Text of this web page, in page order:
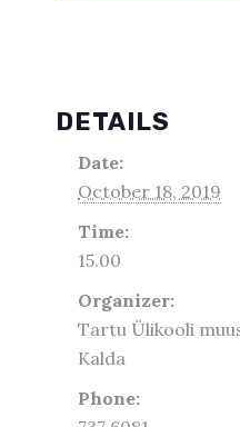
DETAILS
Date:
October 18, 2019
Time:
15.00
Organizer:
Tartu Ülikooli
Kalda
Phone: